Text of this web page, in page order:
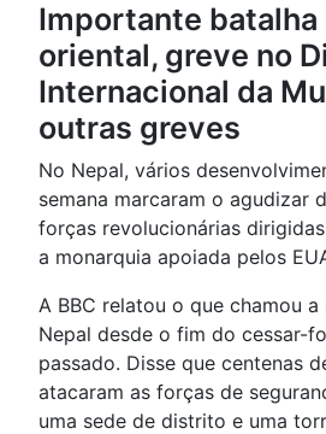
Importante batalha
oriental, greve no
Internacional da
outras greves
No Nepal, vários
semana marcaram o agudizar
forças revolucionárias
a monarquia apoiada pelos
A BBC relatou o que chamou
Nepal desde o fim do cessar-
passado. Disse que centenas
atacaram as forças de
uma sede de distrito e uma